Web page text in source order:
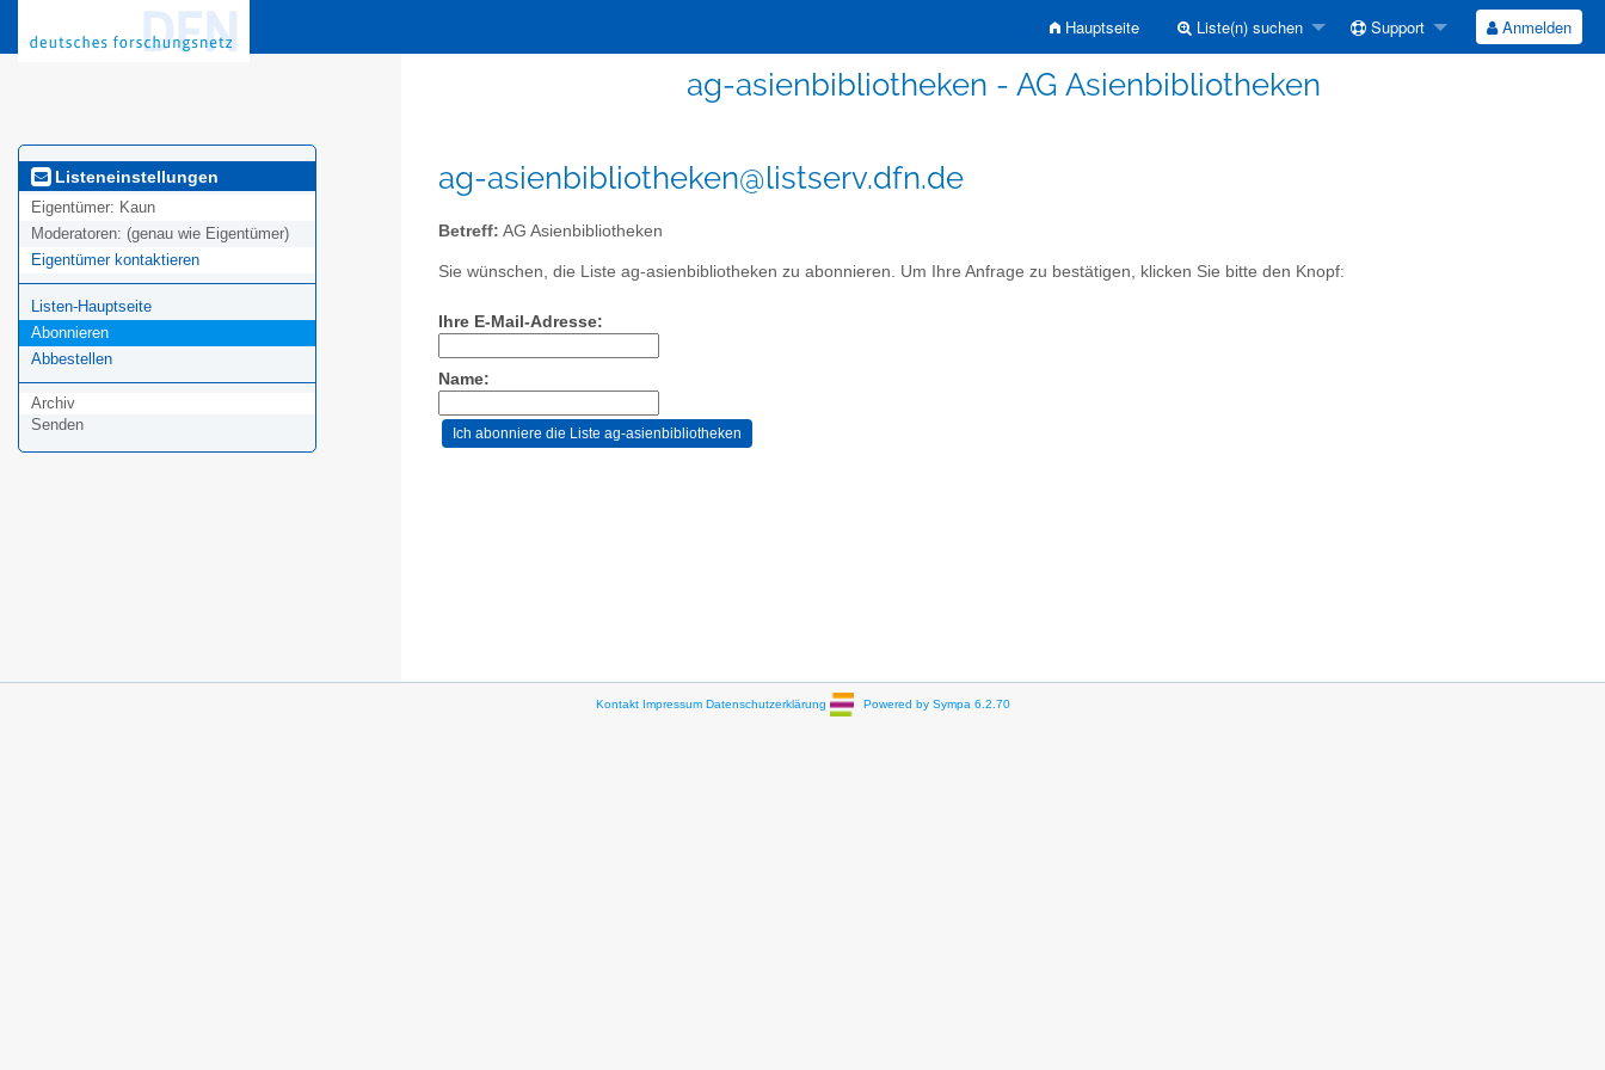
Hauptseite Liste(n) suchen Support Anmelden
ag-asienbibliotheken - AG Asienbibliotheken
Listeneinstellungen
Eigentümer: Kaun
Moderatoren: (genau wie Eigentümer)
Eigentümer kontaktieren
Listen-Hauptseite
Abonnieren
Abbestellen
Archiv
Senden
ag-asienbibliotheken@listserv.dfn.de
Betreff: AG Asienbibliotheken
Sie wünschen, die Liste ag-asienbibliotheken zu abonnieren. Um Ihre Anfrage zu bestätigen, klicken Sie bitte den Knopf:
Ihre E-Mail-Adresse:
Name:
Kontakt Impressum Datenschutzerklärung Powered by Sympa 6.2.70